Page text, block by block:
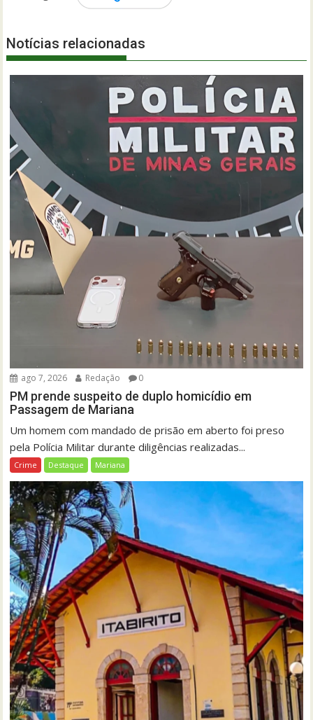
Notícias relacionadas
ago 7, 2026 Redação 0
PM prende suspeito de duplo homicídio em
Passagem de Mariana
Um homem com mandado de prisão em aberto foi preso
pela Polícia Militar durante diligências realizadas...
Crime Destaque Mariana